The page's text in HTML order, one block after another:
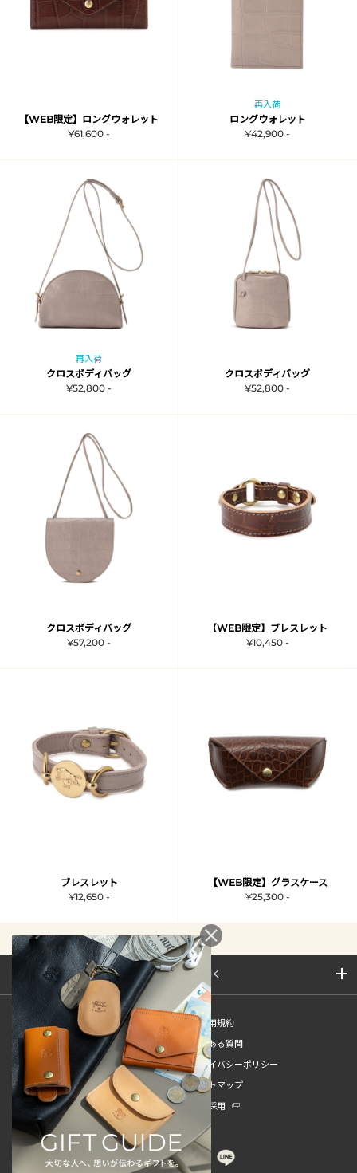
【WEB限定】ロングウォレット
¥61,600 -
再入荷
ロングウォレット
¥42,900 -
再入荷
クロスボディバッグ
¥52,800 -
クロスボディバッグ
¥52,800 -
クロスボディバッグ
¥57,200 -
【WEB限定】ブレスレット
¥10,450 -
ブレスレット
¥12,650 -
【WEB限定】グラスケース
¥25,300 -
サイトマップを開く
新規会員登録
ご利用規約
ご利用ガイド
よくある質問
特定商取引法
プライバシーポリシー
お問い合わせ
サイトマップ
販売スタッフ中途採用
新卒採用